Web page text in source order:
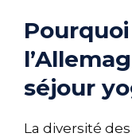
séjour
La diversité